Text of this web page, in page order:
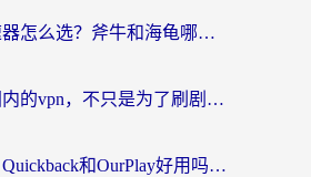
海外回国加速器怎么选？斧牛和海龟哪个好？一篇帮你避开坑的实用指南
从匈牙利回国内的vpn，不只是为了刷剧那么简单
海外党必看：Quickback和OurPlay好用吗？3分钟选对回国加速器，无缝刷剧玩游戏